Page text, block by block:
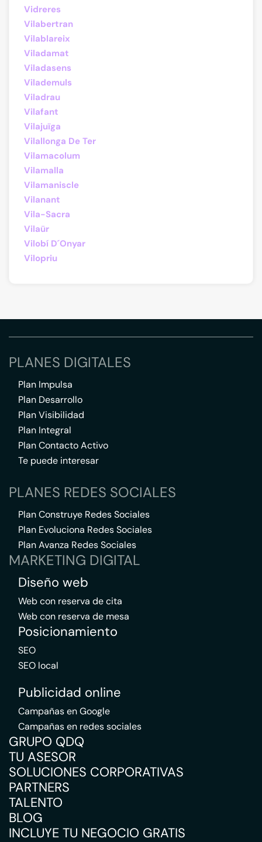
Vidreres
Vilabertran
Vilablareix
Viladamat
Viladasens
Vilademuls
Viladrau
Vilafant
Vilajuïga
Vilallonga De Ter
Vilamacolum
Vilamalla
Vilamaniscle
Vilanant
Vila-Sacra
Vilaür
Vilobí D´Onyar
Vilopriu
PLANES DIGITALES
Plan Impulsa
Plan Desarrollo
Plan Visibilidad
Plan Integral
Plan Contacto Activo
Te puede interesar
PLANES REDES SOCIALES
Plan Construye Redes Sociales
Plan Evoluciona Redes Sociales
Plan Avanza Redes Sociales
MARKETING DIGITAL
Diseño web
Web con reserva de cita
Web con reserva de mesa
Posicionamiento
SEO
SEO local
Publicidad online
Campañas en Google
Campañas en redes sociales
GRUPO QDQ
TU ASESOR
SOLUCIONES CORPORATIVAS
PARTNERS
TALENTO
BLOG
INCLUYE TU NEGOCIO GRATIS